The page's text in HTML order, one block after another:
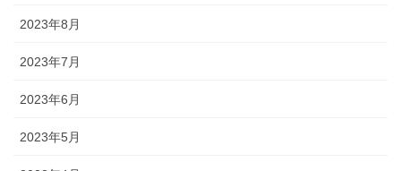
2023年8月
2023年7月
2023年6月
2023年5月